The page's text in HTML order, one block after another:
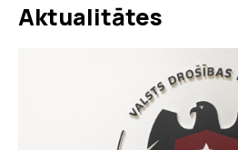
Aktualitātes